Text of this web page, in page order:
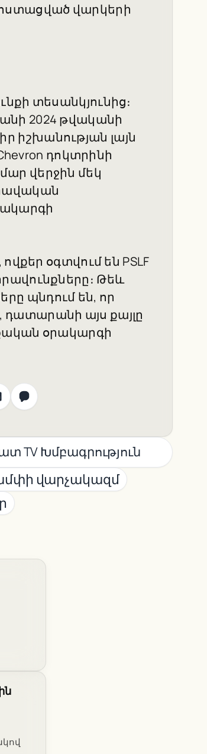
վարկերի
տեսանկյունից։
2024 թվականի
իշխանության լայն
դոկտրինի
վերջին մեկ
օգտվում են PSLF
Թեև
պնդում են, որ
այս քայլը
օրակարգի
TV Խմբագրություն
վարչակազմ